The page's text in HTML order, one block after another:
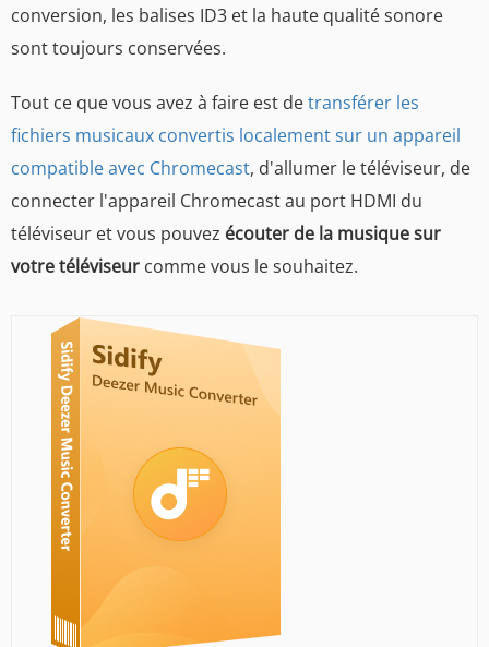
conversion, les balises ID3 et la haute qualité sonore
sont toujours conservées.
Tout ce que vous avez à faire est detransférer les
fichiers musicaux convertis localement sur un appareil
compatible avec Chromecast, d'allumer le téléviseur, de
connecter l'appareil Chromecast au port HDMI du
téléviseur et vous pouvez écouter de la musique sur
votre téléviseur comme vous le souhaitez.